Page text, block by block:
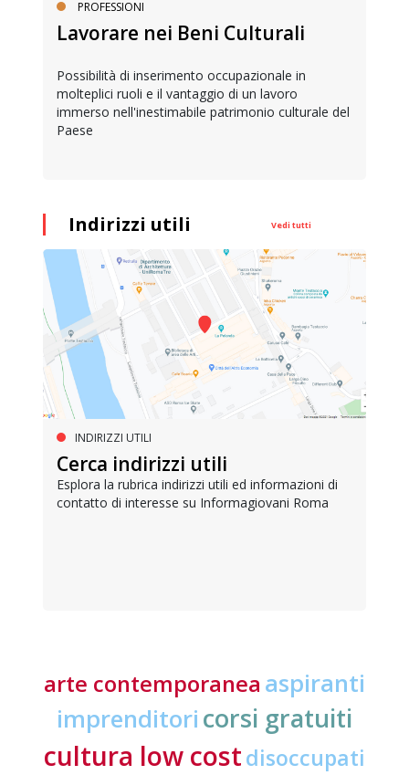
PROFESSIONI
Lavorare nei Beni Culturali
Possibilità di inserimento occupazionale in
molteplici ruoli e il vantaggio di un lavoro
immerso nell'inestimabile patrimonio culturale del
Paese
Indirizzi utili Vedi tutti
INDIRIZZI UTILI
Cerca indirizzi utili
Esplora la rubrica indirizzi utili ed informazioni di
contatto di interesse su Informagiovani Roma
arte contemporanea aspiranti
imprenditori corsi gratuiti
cultura low costdisoccupati